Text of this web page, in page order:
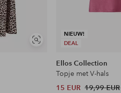
Soortgelijke
NIEUW!
DEAL
Ellos Collection
Topje met V-hals
15 EUR 19,99 EUR